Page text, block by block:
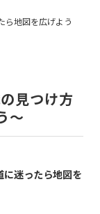
ら地図を広げよう
見つけ方
～
迷ったら地図を